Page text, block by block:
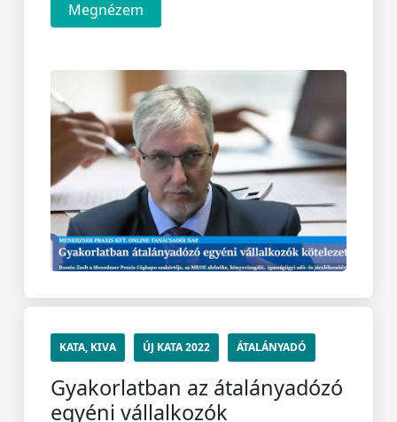
Megnézem
KATA, KIVA ÚJ KATA 2022 ÁTALÁNYADÓ
Gyakorlatban az átalányadózó
egyéni vállalkozók